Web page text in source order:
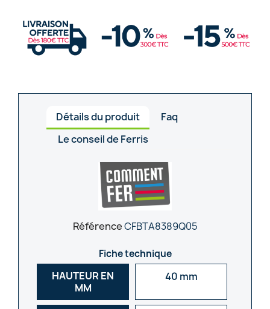
Détails du produit
Faq
Le conseil de Ferris
RéférenceCFBTA8389Q05
Fiche technique
HAUTEUR EN
MM
40 mm